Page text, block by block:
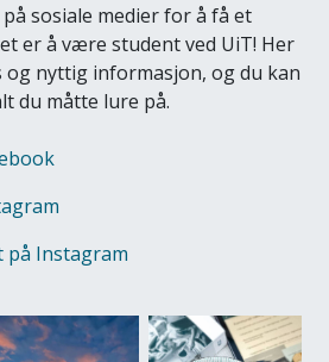
sosiale medier for å få et
er å være student ved UiT! Her
og nyttig informasjon, og du kan
du måtte lure på.
på Instagram